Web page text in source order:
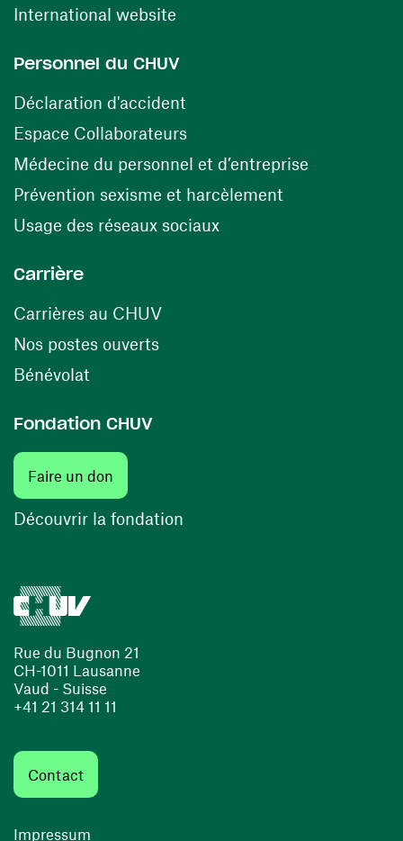
Rue du Bugnon 21
CH-1011 Lausanne
Vaud - Suisse
+41 21 314 11 11
Contact
Impressum
International website
Personnel du CHUV
Déclaration d'accident
Espace Collaborateurs(opens in a new window)
Médecine du personnel et d’entreprise
Prévention sexisme et harcèlement
Usage des réseaux sociaux(opens in a new
Carrière
Carrières au CHUV(opens in a new window)
Nos postes ouverts(opens in a new window)
Bénévolat
Fondation CHUV
Faire un don
Découvrir la fondation